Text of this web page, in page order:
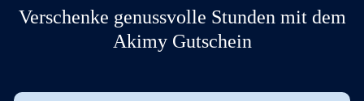
Verschenke genussvolle Stunden mit dem
Akimy Gutschein